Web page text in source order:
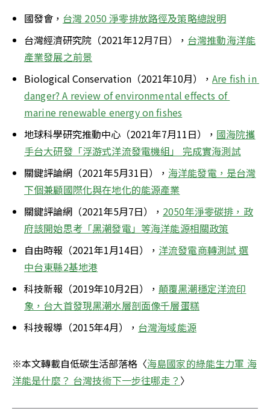
國發會， 台灣 2050 淨零排放路徑及策略總說明
台灣經濟研究院（2021年12月7日）， 台灣推動海洋能
產業發展之前景
Biological Conservation（2021年10月）， Are fish in
danger? A review of environmental effects of
marine renewable energy on fishes
地球科學研究推動中心（2021年7月11日）， 國海院攜
手台大研發「浮游式洋流發電機組」 完成實海測試
關鍵評論網（2021年5月31日）， 海洋能發電，是台灣
下個兼顧國際化與在地化的能源產業
關鍵評論網（2021年5月7日）， 2050年淨零碳排，政
府該開始思考「黑潮發電」等海洋能源相關政策
自由時報（2021年1月14日）， 洋流發電商轉測試 選
中台東縣2基地港
科技新報（2019年10月2日）， 顛覆黑潮穩定洋流印
象，台大首發現黑潮水層剖面像千層蛋糕
科技報導（2015年4月）， 台灣海域能源
※本文轉載自低碳生活部落格〈海島國家的綠能生力軍 海
洋能是什麼？ 台灣技術下一步往哪走？ 〉